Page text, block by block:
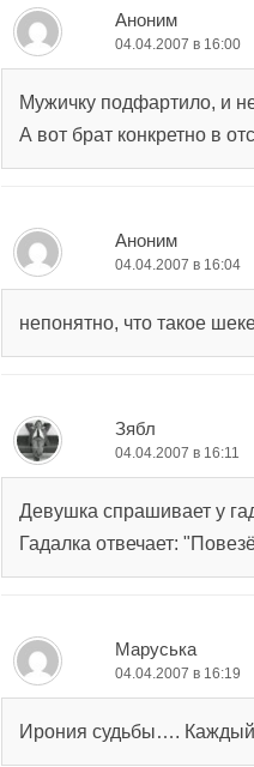
Аноним
04.04.2007 в 16:00
Мужичку подфартило, и
А вот брат конкретно в
Аноним
04.04.2007 в 16:04
непонятно, что такое
Зябл
04.04.2007 в 16:11
Девушка спрашивает у
Гадалка отвечает:
Маруська
04.04.2007 в 16:19
Ирония судьбы…. Каждый